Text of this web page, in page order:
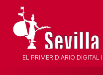
EL PRIMER DIARIO DIGITAL